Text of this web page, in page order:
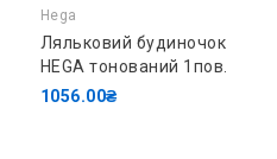
Hega
Ляльковий будиночок
HEGA тонований 1пов.
1056.00₴